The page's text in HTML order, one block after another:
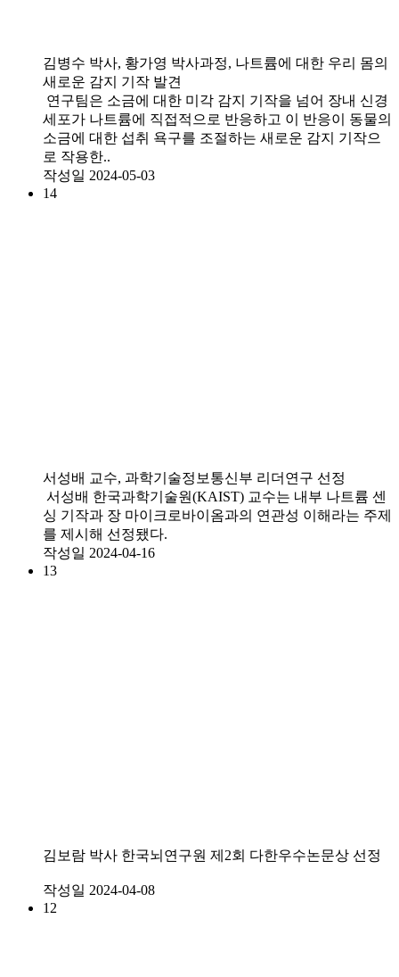
김병수 박사, 황가영 박사과정, 나트륨에 대한 우리 몸의
새로운 감지 기작 발견
연구팀은 소금에 대한 미각 감지 기작을 넘어 장내 신경
세포가 나트륨에 직접적으로 반응하고 이 반응이 동물의
소금에 대한 섭취 욕구를 조절하는 새로운 감지 기작으
로 작용한..
작성일 2024-05-03
14
서성배 교수, 과학기술정보통신부 리더연구 선정
서성배 한국과학기술원(KAIST) 교수는 내부 나트륨 센
싱 기작과 장 마이크로바이옴과의 연관성 이해라는 주제
를 제시해 선정됐다.
작성일 2024-04-16
13
김보람 박사 한국뇌연구원 제2회 다한우수논문상 선정
작성일 2024-04-08
12